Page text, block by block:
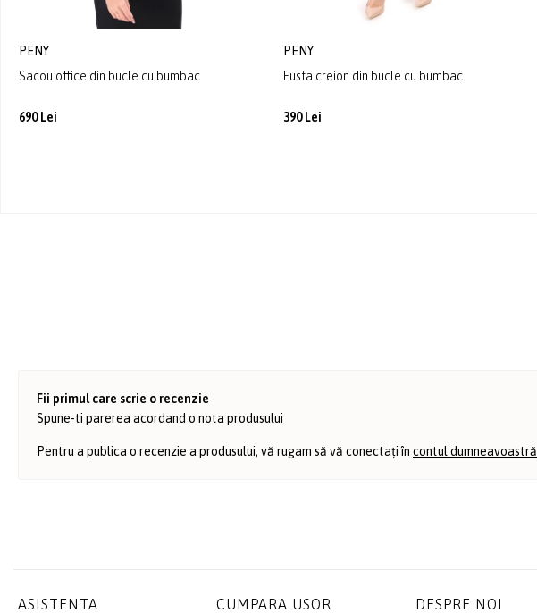
PENY
Sacou office din bucle cu bumbac
690 Lei
PENY
Fusta creion din bucle cu bumbac
390 Lei
Fii primul care scrie o recenzie
Spune-ti parerea acordand o nota produsului
Pentru a publica o recenzie a produsului, vă rugam să vă conectați în contul dumneavoastră
ASISTENTA CUMPARA USOR DESPRE NOI